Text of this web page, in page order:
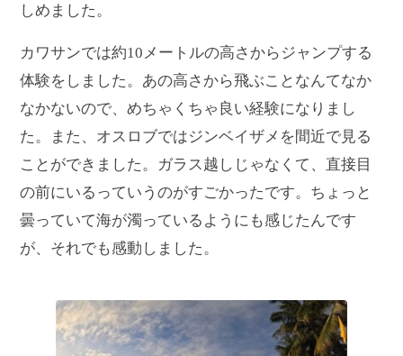
しめました。
カワサンでは約10メートルの高さからジャンプする
体験をしました。あの高さから飛ぶことなんてなか
なかないので、めちゃくちゃ良い経験になりまし
た。また、オスロブではジンベイザメを間近で見る
ことができました。ガラス越しじゃなくて、直接目
の前にいるっていうのがすごかったです。ちょっと
曇っていて海が濁っているようにも感じたんです
が、それでも感動しました。